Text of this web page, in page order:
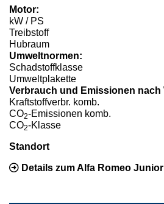
Motor:
kW / PS
Treibstoff
Hubraum
Umweltnormen:
Schadstoffklasse
Umweltplakette
Verbrauch und Emissionen nach
Kraftstoffverbr. komb.
CO2-Emissionen komb.
CO2-Klasse
Standort
Details zum Alfa Romeo